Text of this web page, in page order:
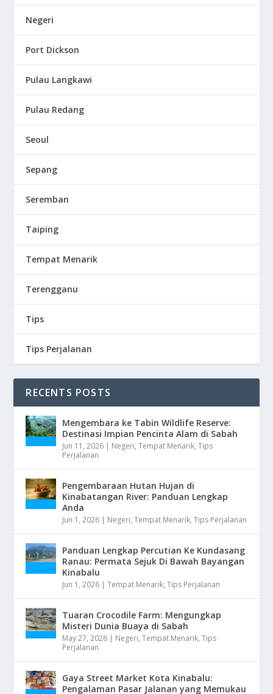
Negeri
Port Dickson
Pulau Langkawi
Pulau Redang
Seoul
Sepang
Seremban
Taiping
Tempat Menarik
Terengganu
Tips
Tips Perjalanan
RECENTS POSTS
Mengembara ke Tabin Wildlife Reserve:
Destinasi Impian Pencinta Alam di Sabah
Jun 11, 2026 | Negeri,Tempat Menarik,Tips
Perjalanan
Pengembaraan Hutan Hujan di
Kinabatangan River: Panduan Lengkap
Anda
Jun 1, 2026 | Negeri,Tempat Menarik,Tips Perjalanan
Panduan Lengkap Percutian Ke Kundasang
Ranau: Permata Sejuk Di Bawah Bayangan
Kinabalu
Jun 1, 2026 |Tempat Menarik,Tips Perjalanan
Tuaran Crocodile Farm: Mengungkap
Misteri Dunia Buaya di Sabah
May 27, 2026 | Negeri,Tempat Menarik,Tips
Perjalanan
Gaya Street Market Kota Kinabalu:
Pengalaman Pasar Jalanan yang Memukau